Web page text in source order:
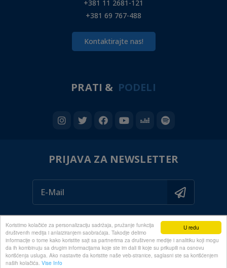
U redu
Koristimo kolačiće za personalizaciju sadržaja, pružanje funkcija
društvenih medija i anlaiziranjem saobraćaja. Takodje delimo
informacije o tome kako koristite sajt sa partnerima za društvene medije i analitiku koji mogu
da ih kombinuju sa drugim informacijama koje ste im dali ili koje su prikupili na osnovu
korišćenja usluga. Ako nastavite da koristite naše veb-stranice, saglasni ste sa korišćenjem
naših kolačića. Vise Info
+381 11 2681-121
+381 69 767-488
Kontaktirajte nas!
PRATI & PODELI
PRIJAVA ZA NEWSLETTER
© 2020 ALL RIGHTS RESERVED